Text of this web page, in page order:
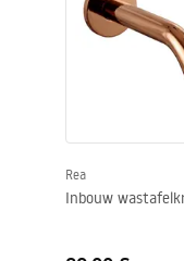
Rea
Inbouw